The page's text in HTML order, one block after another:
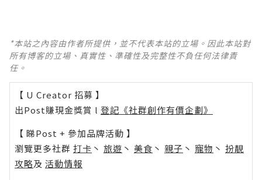
*本站之內容由作者所提供，並不代表本站的立場。因此本站對
所有博客的立場、真實性、準確性及完整性不負任何法律責
任。
【 U Creator 招募 】
出Post賺現金獎賞 l 登記《社群創作有價企劃》
【 睇Post + 參加品牌活動 】
瀏覽更多社群 打卡 丶 旅遊 丶 美食 丶 親子 丶 寵物 丶 扮靚
攻略及 活動情報